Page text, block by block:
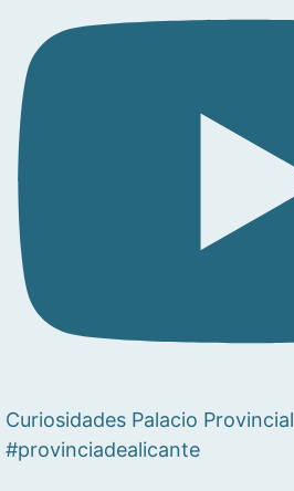
Curiosidades Palacio Provincial
#provinciadealicante